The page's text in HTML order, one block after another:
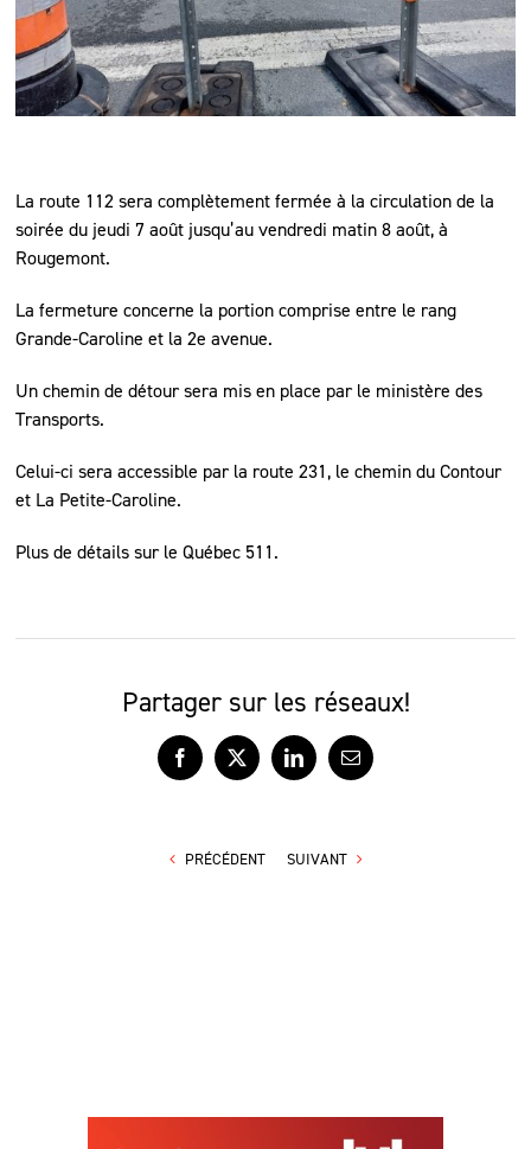
La route 112 sera complètement fermée à la circulation de la
soirée du jeudi 7 août jusqu’au vendredi matin 8 août, à
Rougemont.
La fermeture concerne la portion comprise entre le rang
Grande-Caroline et la 2e avenue.
Un chemin de détour sera mis en place par le ministère des
Transports.
Celui-ci sera accessible par la route 231, le chemin du Contour
et La Petite-Caroline.
Plus de détails sur le Québec 511.
Partager sur les réseaux!
Facebook
X LinkedInCourriel
PRÉCÉDENT SUIVANT